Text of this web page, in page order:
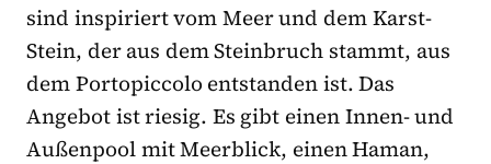
sind inspiriert vom Meer und dem Karst-
Stein, der aus dem Steinbruch stammt, aus
dem Portopiccolo entstanden ist. Das
Angebot ist riesig. Es gibt einen Innen- und
Außenpool mit Meerblick, einen Haman,